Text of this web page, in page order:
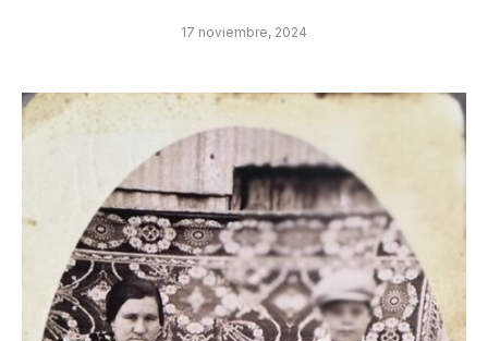
17 noviembre, 2024